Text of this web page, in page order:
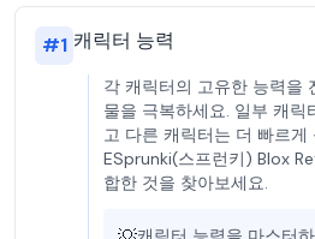
#1 캐릭터 능력
각 캐릭터의 고유한 능력을
물을 극복하세요. 일부 캐릭
고 다른 캐릭터는 더 빠르게
ESprunki(스프런키) Blox
합한 것을 찾아보세요.